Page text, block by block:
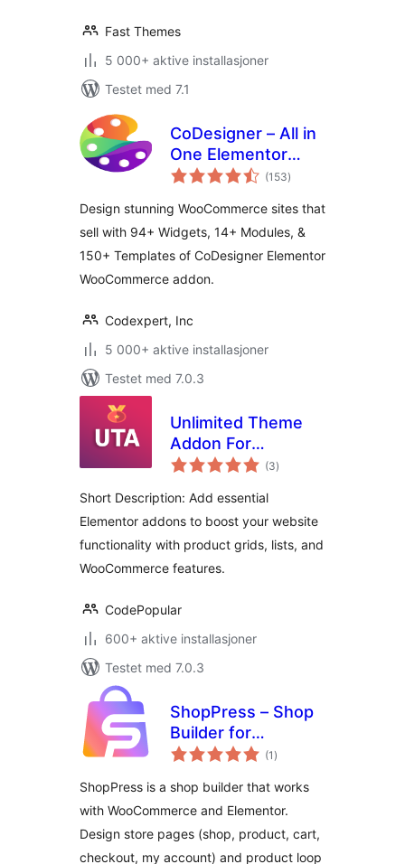
Fast Themes
5 000+ aktive installasjoner
Testet med 7.1
CoDesigner – All in
One Elementor
WooCommerce
(153totale
vurderinger
)
Design stunning WooCommerce sites that
sell with 94+ Widgets, 14+ Modules, &
150+ Templates of CoDesigner Elementor
WooCommerce addon.
Codexpert, Inc
5 000+ aktive installasjoner
Testet med 7.0.3
Unlimited Theme
Addon For
Elementor
(3totale
vurderinger
)
Short Description: Add essential
Elementor addons to boost your website
functionality with product grids, lists, and
WooCommerce features.
CodePopular
600+ aktive installasjoner
Testet med 7.0.3
ShopPress – Shop
Builder for
Elementor and
(1 totale
vurderinger
)
ShopPress is a shop builder that works
with WooCommerce and Elementor.
Design store pages (shop, product, cart,
checkout, my account) and product loop